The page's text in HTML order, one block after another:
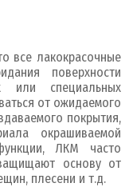
все лакокрасочные
поверхности
или специальных
от ожидаемого
покрытия,
окрашиваемой
ЛКМ часто
основу от
плесени и т.д.